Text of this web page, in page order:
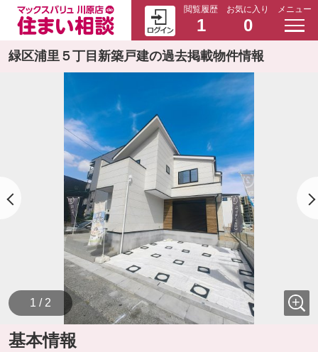
閲覧履歴
1
お気に入り
0
メニュー
緑区浦里５丁目新築戸建の過去掲載物件情報
1 / 2
基本情報